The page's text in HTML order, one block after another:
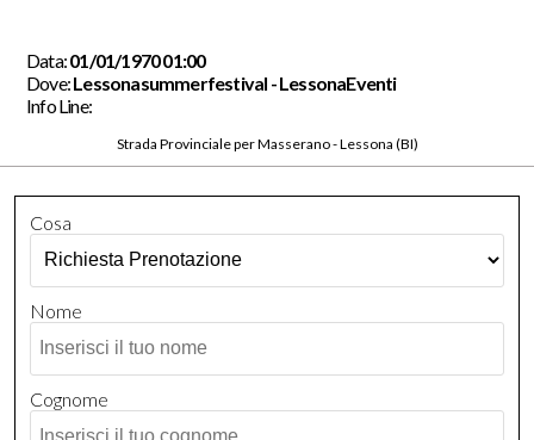
Data:01/01/1970 01:00
Dove:Lessonasummerfestival - LessonaEventi
Info Line:
Strada Provinciale per Masserano - Lessona (BI)
Cosa
Nome
Cognome